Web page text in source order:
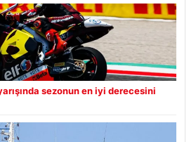
sezonun en iyi derecesini